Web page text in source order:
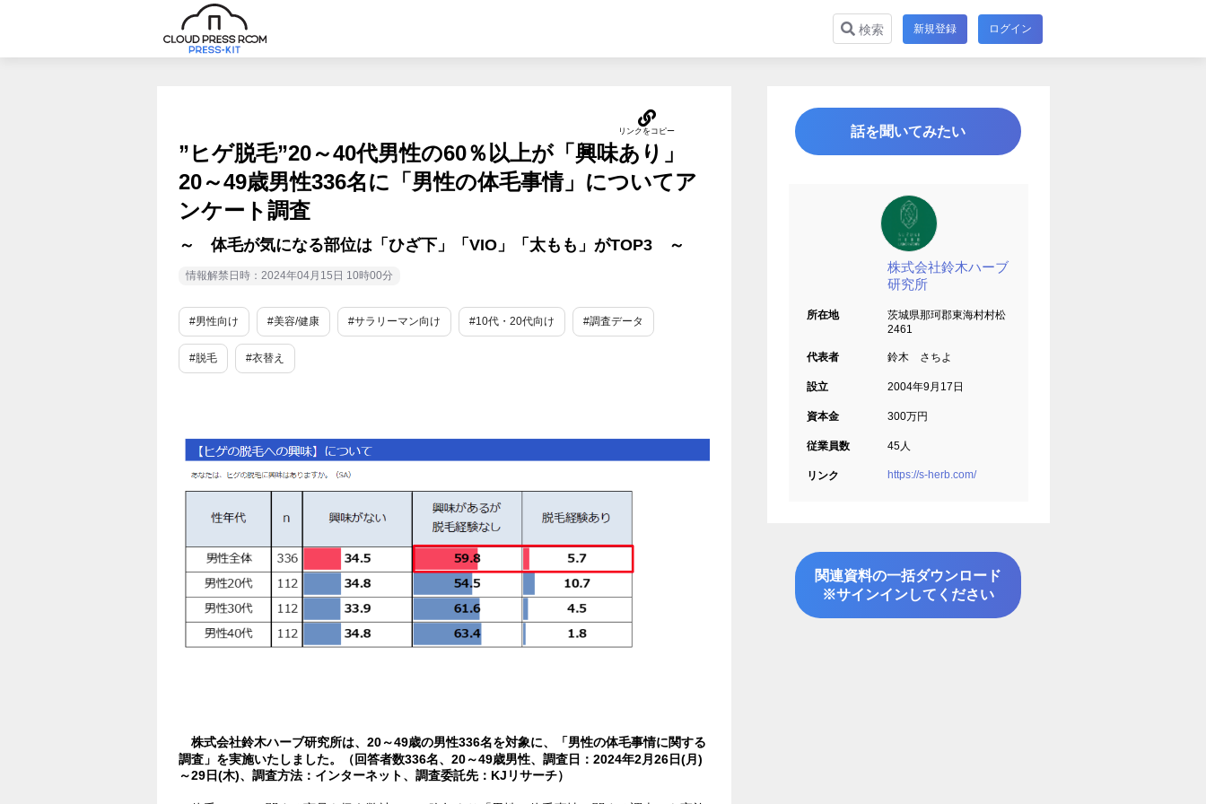
検索 新規登録 ログイン
”ヒゲ脱毛”20～40代男性の60％以上が「興味あり」
20～49歳男性336名に「男性の体毛事情」についてア
ンケート調査
～ 体毛が気になる部位は「ひざ下」「VIO」「太もも」がTOP3 ～
情報解禁日時：2024年04月15日 10時00分
#男性向け #美容/健康 #サラリーマン向け #10代・20代向け #調査データ
#脱毛 #衣替え
株式会社鈴木ハーブ研究所は、 20～49歳の男性336名を対象に、「男性の体毛事情に関する
調査」を実施いたしました。（回答者数336名、20～49歳男性、調査日：2024年2月26日(月)
～29日(木)、調査方法：インターネット、調査委託先：KJリサーチ）
話を聞いてみたい
株式会社鈴木ハーブ
研究所
所在地
茨城県那珂郡東海村村松
2461
代表者 鈴木 さちよ
設立 2004年9月17日
資本金 300万円
従業員数 45人
リンク https://s-herb.com/
関連資料の一括ダウンロード
※サインインしてください